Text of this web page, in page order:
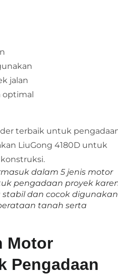
jalan
optimal
dalam 5 jenis motor
pengadaan proyek
dan cocok digunakan
tanah serta
Motor
Pengadaan